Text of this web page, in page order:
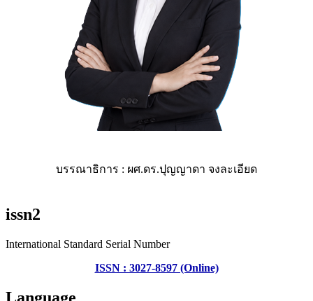
บรรณาธิการ : ผศ.ดร.ปุญญาดา จงละเอียด
issn2
International Standard Serial Number
ISSN : 3027-8597 (Online)
Language